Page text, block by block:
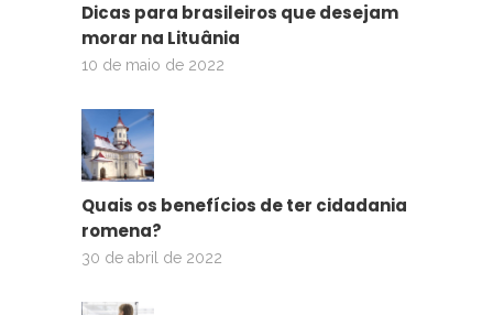
Dicas para brasileiros que desejam
morar na Lituânia
10 de maio de 2022
Quais os benefícios de ter cidadania
romena?
30 de abril de 2022